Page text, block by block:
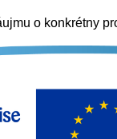
o konkrétny